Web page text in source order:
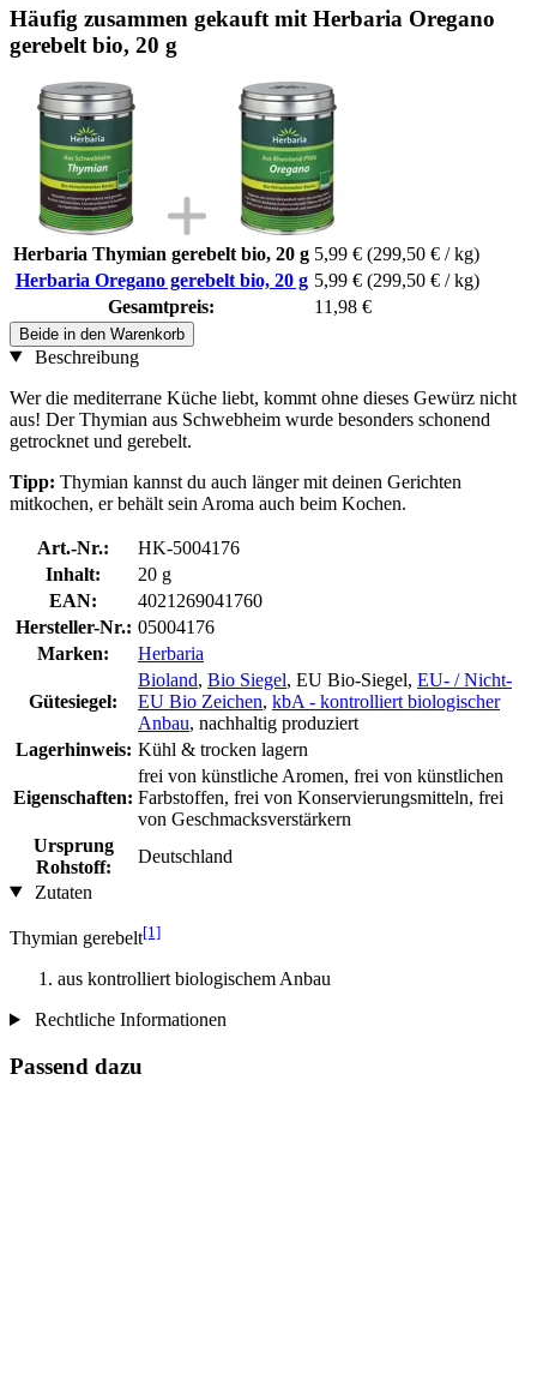
Häufig zusammen gekauft mit Herbaria Oregano
gerebelt bio, 20 g
Herbaria Thymian gerebelt bio, 20 g 5,99 € (299,50 € / kg)
Herbaria Oregano gerebelt bio, 20 g 5,99 € (299,50 € / kg)
Gesamtpreis:
11,98 €
Beide in den Warenkorb
Beschreibung
Wer die mediterrane Küche liebt, kommt ohne dieses Gewürz nicht
aus! Der Thymian aus Schwebheim wurde besonders schonend
getrocknet und gerebelt.
Tipp: Thymian kannst du auch länger mit deinen Gerichten
mitkochen, er behält sein Aroma auch beim Kochen.
Art.-Nr.:
HK-5004176
Inhalt:
20 g
EAN:
4021269041760
Hersteller-Nr.: 05004176
Marken:
Herbaria
Gütesiegel:
Bioland, Bio Siegel, EU Bio-Siegel, EU- / Nicht-
EU Bio Zeichen, kbA - kontrolliert biologischer
Anbau, nachhaltig produziert
Lagerhinweis: Kühl & trocken lagern
Eigenschaften:
frei von künstliche Aromen, frei von künstlichen
Farbstoffen, frei von Konservierungsmitteln, frei
von Geschmacksverstärkern
Ursprung
Rohstoff:
Deutschland
Zutaten
Thymian gerebelt[1]
aus kontrolliert biologischem Anbau
Rechtliche Informationen
Passend dazu